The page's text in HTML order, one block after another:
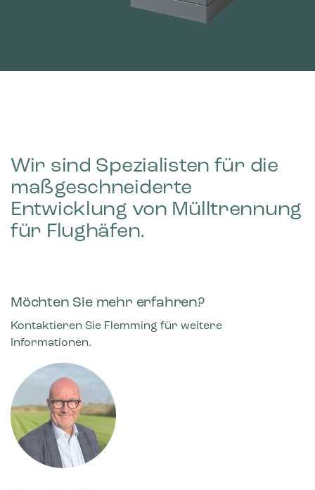
Wir sind Spezialisten für die
maßgeschneiderte
Entwicklung von Mülltrennung
für Flughäfen.
Möchten Sie mehr erfahren?
Kontaktieren Sie Flemming für weitere
Informationen.